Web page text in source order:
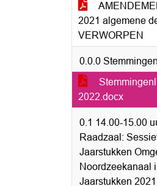
2021 algemene
VERWORPEN
0.0.0
2022.docx
0.1 14.00-15.00
Raadzaal:
Jaarstukken
Noordzeekanaal
Jaarstukken 2021,